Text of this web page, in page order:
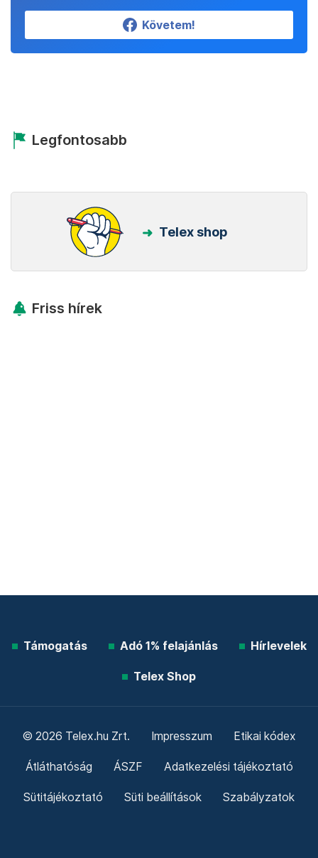
Követem!
Legfontosabb
Telex shop
Friss hírek
Támogatás Adó 1% felajánlás Hírlevelek
Telex Shop
© 2026 Telex.hu Zrt. Impresszum Etikai kódex
Átláthatóság ÁSZF Adatkezelési tájékoztató
Sütitájékoztató Süti beállítások Szabályzatok